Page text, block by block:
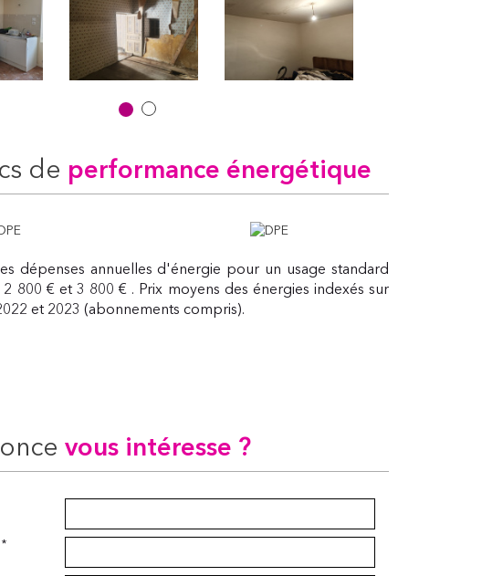
de performance énergétique
dépenses annuelles d'énergie pour un usage standard
800 € et 3 800 € . Prix moyens des énergies indexés sur
et 2023 (abonnements compris).
vous intéresse ?
*